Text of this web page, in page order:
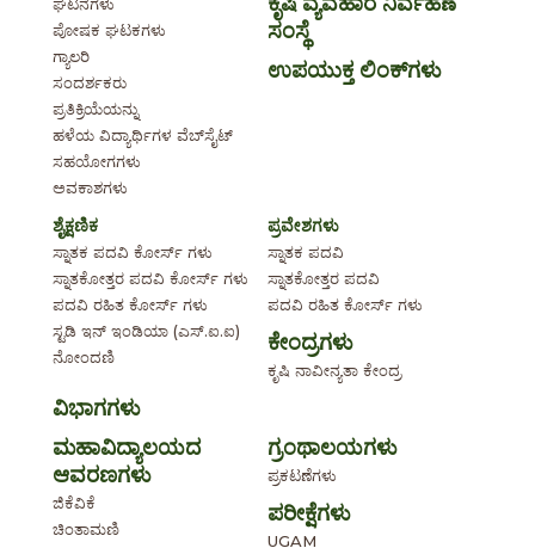
ಪೋಷಕ ಘಟಕಗಳು
ಗ್ಯಾಲರಿ
ಸಂದರ್ಶಕರು
ಪ್ರತಿಕ್ರಿಯೆಯನ್ನು
ಹಳೆಯ ವಿದ್ಯಾರ್ಥಿಗಳ ವೆಬ್‌ಸೈಟ್
ಸಹಯೋಗಗಳು
ಅವಕಾಶಗಳು
ಸಂಸ್ಥೆ
ಉಪಯುಕ್ತ ಲಿಂಕ್‌ಗಳು
ಶೈಕ್ಷಣಿಕ
ಸ್ನಾತಕ ಪದವಿ ಕೋರ್ಸ್ ಗಳು
ಸ್ನಾತಕೋತ್ತರ ಪದವಿ ಕೋರ್ಸ್ ಗಳು
ಪದವಿ ರಹಿತ ಕೋರ್ಸ್ ಗಳು
ಸ್ಟಡಿ ಇನ್ ಇಂಡಿಯಾ (ಎಸ್.ಐ.ಐ)
ನೋಂದಣಿ
ಪ್ರವೇಶಗಳು
ಸ್ನಾತಕ ಪದವಿ
ಸ್ನಾತಕೋತ್ತರ ಪದವಿ
ಪದವಿ ರಹಿತ ಕೋರ್ಸ್ ಗಳು
ಕೇಂದ್ರಗಳು
ಕೃಷಿ ನಾವೀನ್ಯತಾ ಕೇಂದ್ರ
ವಿಭಾಗಗಳು
ಮಹಾವಿದ್ಯಾಲಯದ
ಆವರಣಗಳು
ಜಿಕೆವಿಕೆ
ಚಿಂತಾಮಣಿ
ಗ್ರಂಥಾಲಯಗಳು
ಪ್ರಕಟಣೆಗಳು
ಪರೀಕ್ಷೆಗಳು
UGAM